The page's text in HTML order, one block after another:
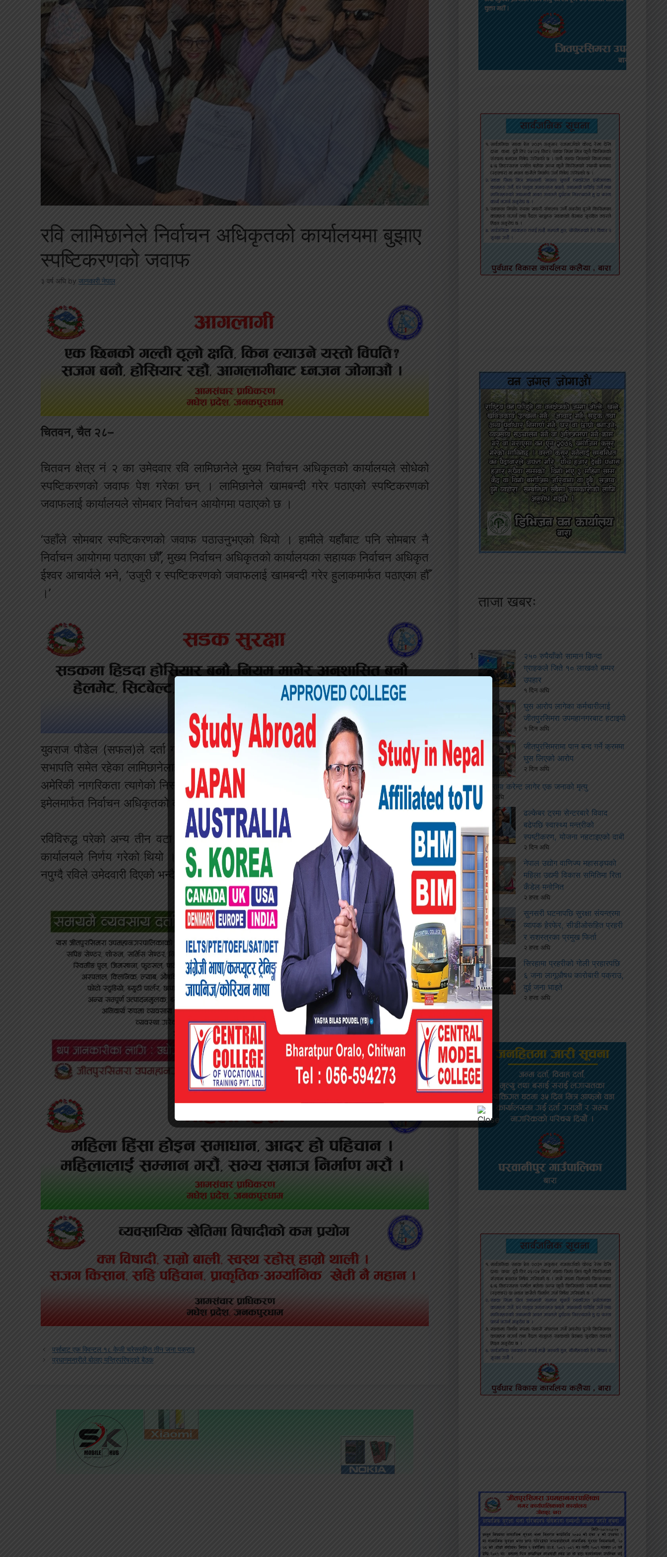
रवि लामिछानेले निर्वाचन अधिकृतको कार्यालयमा बुझाए
स्पष्टिकरणको जवाफ
३ वर्ष अघि by जानकारी नेपाल
चितवन, चैत २८–
चितवन क्षेत्र नं २ का उमेदवार रवि लामिछानेले मुख्य निर्वाचन अधिकृतको कार्यालयले सोधेको
स्पष्टिकरणको जवाफ पेश गरेका छन् । लामिछानेले खामबन्दी गरेर पठाएको स्पष्टिकरणको
जवाफलाई कार्यालयले सोमबार निर्वाचन आयोगमा पठाएको छ ।
‘उहाँले सोमबार स्पष्टिकरणको जवाफ पठाउनुभएको थियो । हामीले यहाँबाट पनि सोमबार नै
निर्वाचन आयोगमा पठाएका छौँ’, मुख्य निर्वाचन अधिकृतको कार्यालयका सहायक निर्वाचन अधिकृत
ईश्वर आचार्यले भने, ‘उजुरी र स्पष्टिकरणको जवाफलाई खामबन्दी गरेर हुलाकमार्फत पठाएका हौँ
।’
युवराज पौडेल (सफल)ले दर्ता गरेको उजुरीका आधारमा कार्यालयले राष्ट्रिय स्वतन्त्र पार्टीका
सभापति समेत रहेका लामिछानेलाई ७ दिनको समय दिएर स्पष्टिकरण सोधेको थियो । लामिछानेले
अमेरिकी नागरिकता त्यागेको निस्सा नबुझाई पुनः नागरिकता लिएको भन्दै चैत २२ गते पौडेलले
इमेलमार्फत निर्वाचन अधिकृतको कार्यालयमा उजुरी हालेका थिए ।
रविविरुद्ध परेको अन्य तीन वटा उजुरीमाथि भने दाबी विरोध नपुग्ने मुख्य निर्वाचन अधिकृतको
कार्यालयले निर्णय गरेको थियो । अमेरिकी स्थायी आवासिय अनुमति पत्र त्यागेको तीन महिना
नपुग्दै रविले उमेदवारी दिएको भन्दै उजुरी परेको थियो ।
पर्साबाट एक क्विन्टल १८ केजी चरेससहित तीन जना पक्राउ
प्रधानमन्त्रीले बोलाए मन्त्रिपरिषद्को बैठक
ताजा खबरः
२५० रुपैयाँको सामान किन्दा
ग्राहकले जिते १० लाखको बम्पर
उपहार
१ दिन अघि
घुस आरोप लागेका कर्मचारीलाई
जीतपुरसिमरा उपमहानगरबाट हटाइयो
१ दिन अघि
जीतपुरसिमरामा पान बन्द गर्ने क्रममा
घुस लिएको आरोप
२ दिन अघि
बारामा करेन्ट लागेर एक जनाको मृत्यु
२ दिन अघि
ढल्केबर ट्रमा सेन्टरबारे विवाद
बढेपछि स्वास्थ्य मन्त्रीको
स्पष्टीकरण, योजना नहटाइएको दाबी
२ दिन अघि
नेपाल उद्योग वाणिज्य महासङ्घको
महिला उद्यमी विकास समितिमा रिता
कँडेल मनोनित
२ हप्ता अघि
सुनसरी घटनापछि सुरक्षा संयन्त्रमा
व्यापक हेरफेर, सीडीओसहित प्रहरी
र सशस्त्रका प्रमुख फिर्ता
२ हप्ता अघि
सिरहामा प्रहरीको गोली प्रहारपछि
६ जना लागूऔषध कारोबारी पक्राउ,
दुई जना घाइते
२ हप्ता अघि